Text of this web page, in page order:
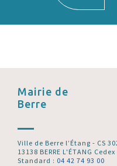
Mairie de
Berre
Ville de Berre l’Étang - CS
13138 BERRE L'ÉTANG Cedex
Standard : 04 42 74 93 00